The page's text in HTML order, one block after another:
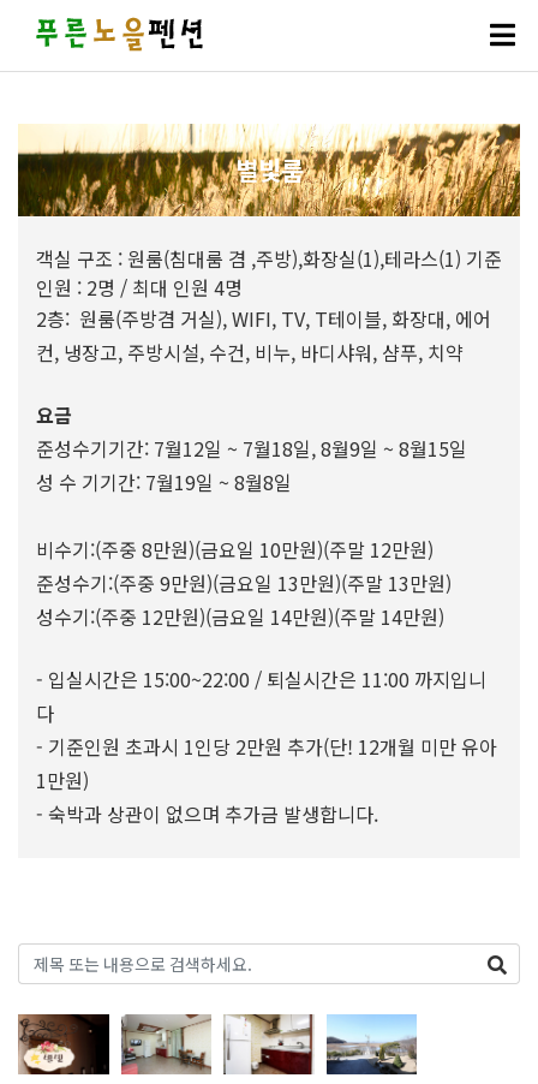
별빛룸
객실 구조 : 원룸(침대룸 겸 ,주방),화장실(1),테라스(1) 기준
인원 : 2명 / 최대 인원 4명
2층: 원룸(주방겸 거실), WIFI, TV, T테이블, 화장대, 에어
컨, 냉장고, 주방시설, 수건, 비누, 바디샤워, 샴푸, 치약
요금
준성수기기간: 7월12일 ~ 7월18일, 8월9일 ~ 8월15일
성 수 기기간: 7월19일 ~ 8월8일
비수기:(주중 8만원)(금요일 10만원)(주말 12만원)
준성수기:(주중 9만원)(금요일 13만원)(주말 13만원)
성수기:(주중 12만원)(금요일 14만원)(주말 14만원)
- 입실시간은 15:00~22:00 / 퇴실시간은 11:00 까지입니
다
- 기준인원 초과시 1인당 2만원 추가(단! 12개월 미만 유아
1만원)
- 숙박과 상관이 없으며 추가금 발생합니다.